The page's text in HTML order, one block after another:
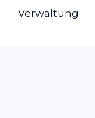
Verwaltung